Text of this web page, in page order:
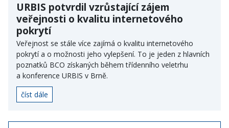
URBIS potvrdil vzrůstající zájem
veřejnosti o kvalitu internetového
pokrytí
Veřejnost se stále více zajímá o kvalitu internetového
pokrytí a o možnosti jeho vylepšení. To je jeden z hlavních
poznatků BCO získaných během třídenního veletrhu
a konference URBIS v Brně.
číst dále